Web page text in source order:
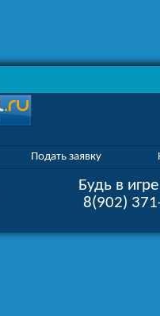
Подать заявку
Будь в
8(902)